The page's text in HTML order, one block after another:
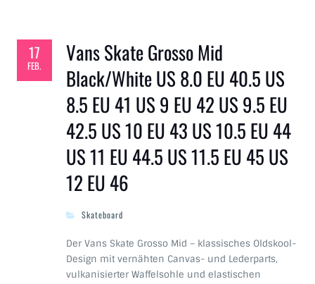
17
FEB.
Vans Skate Grosso Mid
Black/White US 8.0 EU 40.5 US
8.5 EU 41 US 9 EU 42 US 9.5 EU
42.5 US 10 EU 43 US 10.5 EU 44
US 11 EU 44.5 US 11.5 EU 45 US
12 EU 46
Skateboard
Der Vans Skate Grosso Mid – klassisches Oldskool-
Design mit vernähten Canvas- und Lederparts,
vulkanisierter Waffelsohle und elastischen